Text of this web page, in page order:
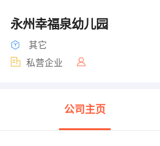
永州幸福泉幼儿园
其它
私营企业
公司主页